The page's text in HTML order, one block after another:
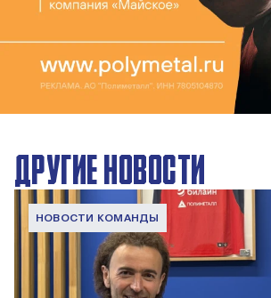
ДРУГИЕ НОВОСТИ
НОВОСТИ КОМАНДЫ